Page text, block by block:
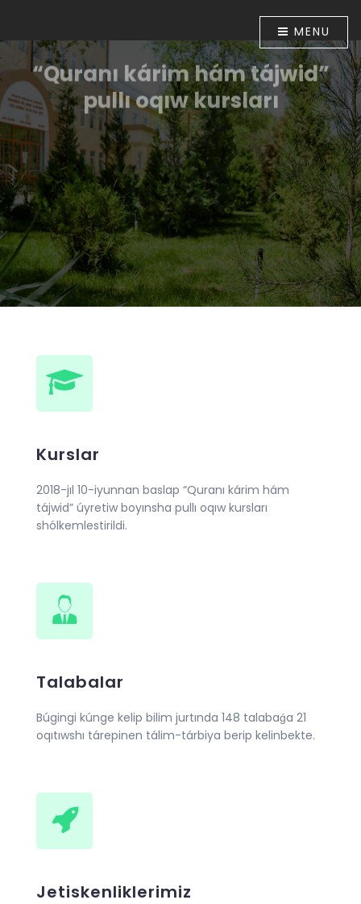
MENU
“Quranı kárim hám tájwid”
pullı oqıw kursları
Ózbekstan Respublikası Prezidentiniń “Diniy-
aǵartıwshılıq tarawınıń jumısın túpkilikli jetilistiriw
ilajları haqqında”ǵı 2018-jıl 16-apreldegi PP-5416-sanlı
Pármanı menen tastıyıqlanǵan ilajlar
Baǵdarlamasınıń 6-bántinde belgilengen
wazıypalardıń orınlanıwın támiyinlew maqsetinde
Ózbekstan musılmanları mákemesiniń 2018-jıl 30-
apreldegi 01A/056-sanlı buyrıǵı tastıyıqlanǵan. Usı
múnásibet penen Muhammad ibn Ahmad al-Beruniy
Kurslar
2018-jıl 10-iyunnan baslap “Quranı kárim hám
tájwid” úyretiw boyınsha pullı oqıw kursları
shólkemlestirildi.
Talabalar
Búgingi kúnge kelip bilim jurtında 148 talabaǵa 21
oqıtıwshı tárepinen tálim-tárbiya berip kelinbekte.
Jetiskenliklerimiz